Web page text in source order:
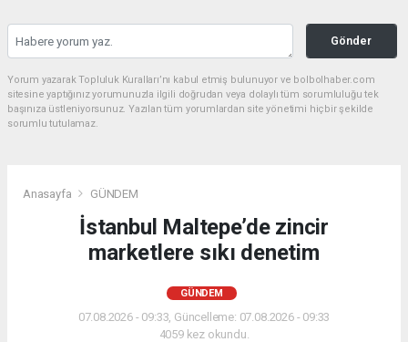
Gönder
Yorum yazarak Topluluk Kuralları’nı kabul etmiş bulunuyor ve bolbolhaber.com
sitesine yaptığınız yorumunuzla ilgili doğrudan veya dolaylı tüm sorumluluğu tek
başınıza üstleniyorsunuz. Yazılan tüm yorumlardan site yönetimi hiçbir şekilde
sorumlu tutulamaz.
Anasayfa GÜNDEM
İstanbul Maltepe’de zincir
marketlere sıkı denetim
GÜNDEM
07.08.2026 - 09:33, Güncelleme: 07.08.2026 - 09:33
4059 kez okundu.